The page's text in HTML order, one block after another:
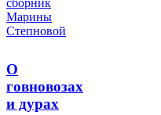
О
говновозах
и дурах